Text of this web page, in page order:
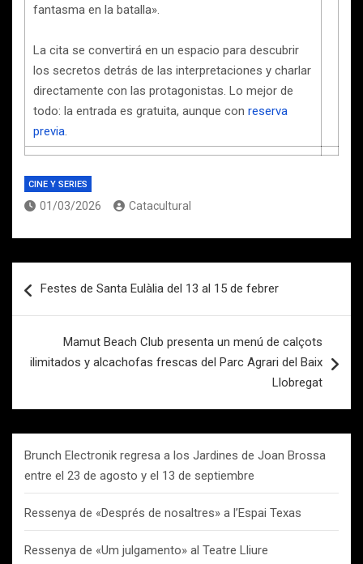
fantasma en la batalla».
La cita se convertirá en un espacio para descubrir
los secretos detrás de las interpretaciones y charlar
directamente con las protagonistas. Lo mejor de
todo: la entrada es gratuita, aunque con reserva
previa.
CINE Y SERIES
01/03/2026 Catacultural
de
Festes de Santa Eulàlia del 13 al 15 de febrer
Mamut Beach Club presenta un menú de calçots
ilimitados y alcachofas frescas del Parc Agrari del Baix
Llobregat
Brunch Electronik regresa a los Jardines de Joan Brossa
entre el 23 de agosto y el 13 de septiembre
Ressenya de «Després de nosaltres» a l’Espai Texas
Ressenya de «Um julgamento» al Teatre Lliure